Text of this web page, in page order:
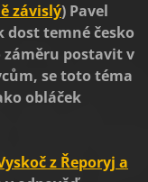
závislý) Pavel
temné česko
postavit v
se toto téma
obláček
z Řeporyj a